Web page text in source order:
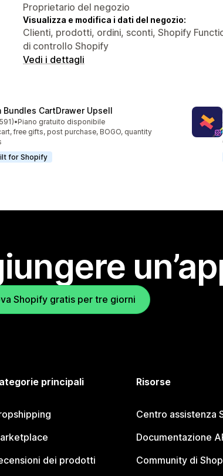
Proprietario del negozio
Visualizza e modifica i dati del negozio:
Clienti, prodotti, ordini, sconti, Shopify
di controllo Shopify
Vedi i dettagli
Bundles CartDrawer Upsell
su 5
totali
•Piano gratuito disponibile
free gifts, post purchase, BOGO, quantity
for Shopify
Shopify gratis per tre giorni
principali
dei prodotti
Risorse
Centro assistenza
Documentazione
Community di